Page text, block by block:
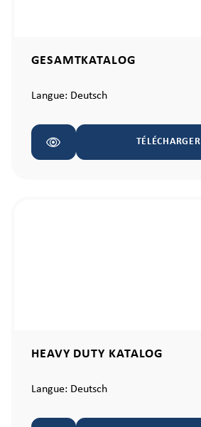
GESAMTKATALOG
Langue: Deutsch
TÉLÉCHARGER
HEAVY DUTY KATALOG
Langue: Deutsch